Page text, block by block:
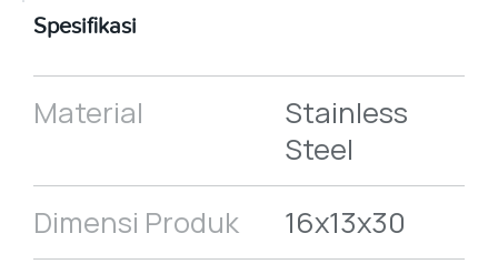
Spesifikasi
Material
Stainless
Steel
Dimensi Produk
16x13x30